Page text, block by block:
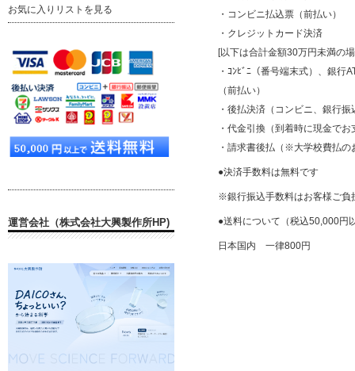
・コンビニ払込票（前払い）
・クレジットカード決済
[以下は合計金額30万円未満の
・ｺﾝﾋﾞﾆ（番号端末式）、銀行
（前払い）
・後払決済（コンビニ、銀行
・代金引換（到着時に現金でお
・請求書後払（※大学校費払の
●決済手数料は無料です
※銀行振込手数料はお客様ご負
●送料について（税込50,000円
日本国内 一律800円
お気に入りリストを見る
運営会社（株式会社大興製作所HP)